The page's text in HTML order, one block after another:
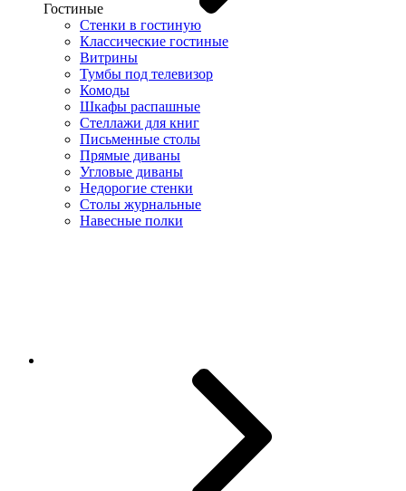
Гостиные
Стенки в гостиную
Классические гостиные
Витрины
Тумбы под телевизор
Комоды
Шкафы распашные
Стеллажи для книг
Письменные столы
Прямые диваны
Угловые диваны
Недорогие стенки
Столы журнальные
Навесные полки